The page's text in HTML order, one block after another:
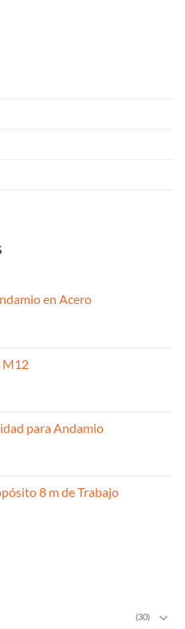
en Acero
M12
para Andamio
8 m de Trabajo
(30)